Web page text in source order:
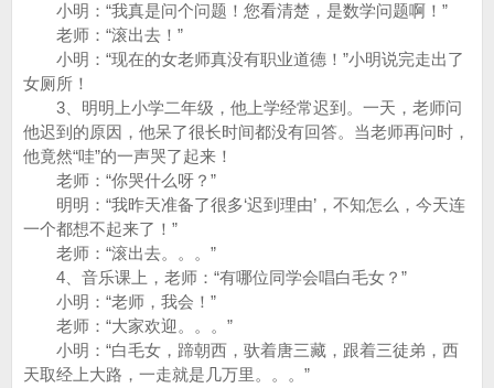
小明：“我真是问个问题！您看清楚，是数学问题啊！”
老师：“滚出去！”
小明：“现在的女老师真没有职业道德！”小明说完走出了
女厕所！
3、明明上小学二年级，他上学经常迟到。一天，老师问
他迟到的原因，他呆了很长时间都没有回答。当老师再问时，
他竟然“哇”的一声哭了起来！
老师：“你哭什么呀？”
明明：“我昨天准备了很多‘迟到理由’，不知怎么，今天连
一个都想不起来了！”
老师：“滚出去。。。”
4、音乐课上，老师：“有哪位同学会唱白毛女？”
小明：“老师，我会！”
老师：“大家欢迎。。。”
小明：“白毛女，蹄朝西，驮着唐三藏，跟着三徒弟，西
天取经上大路，一走就是几万里。。。”